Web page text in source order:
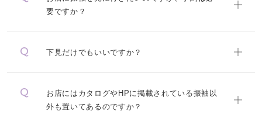
要ですか？
下見だけでもいいですか？
お店にはカタログやHPに掲載されている振袖以
外も置いてあるのですか？